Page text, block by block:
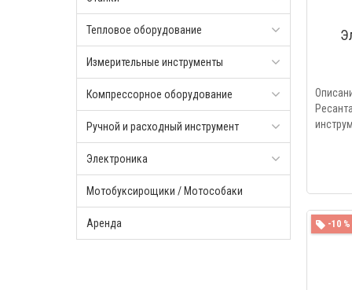
Тепловое оборудование
Измерительные инструменты
Компрессорное оборудование
Ручной и расходный инструмент
Электроника
Мотобуксирощики / Мотособаки
Аренда -10 %